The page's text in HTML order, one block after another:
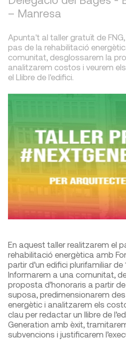
– Manresa
Apunta't al taller gratuït de
pas de la rehabilitació
comunitat, desglossarem la
analitzarem costos i veurem
el Llibre de l'edifici.
En aquest taller realitzarem el
rehabilitació energètica amb
partir d’un edifici plurifamiliar
Informarem a una comunitat,
proposta d’honoraris a partir
suposa, predimensionarem
energètic i analitzarem els
clau per redactar un llibre de
Generation amb èxit,
subvencions i justificarem